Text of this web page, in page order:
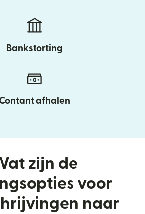
Bankstorting
Contant afhalen
zijn de
voor
naar